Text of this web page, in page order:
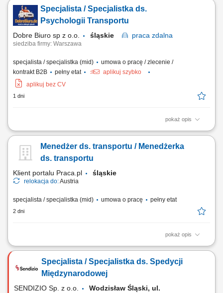
Disposition und begleitest internationale Transporte zuverlässig durch
die operative Abwicklung; Wirtschaftliche Entscheidungen: Du
Specjalista / Specjalistka ds.
Psychologii Transportu
Dobre Biuro sp z o.o. śląskie praca zdalna
siedziba firmy: Warszawa
specjalista / specjalistka (mid)
umowa o pracę / zlecenie /
kontrakt B2B
pełny etat
aplikuj szybko
aplikuj bez CV
1 dni
pokaż opis
Opis stanowiska: Prowadzenie konsultacji i wsparcia psychologicznego
relacji z klientami oraz dbanie o wysoką jakość obsługi. Korzystanie z
nowoczesnych narzędzi cyfrowych wspierających codzienną pracę.
Menedżer ds. transportu / Menedżerka
ds. transportu
Klient portalu Praca.pl śląskie
relokacja do:Austria
specjalista / specjalistka (mid) umowa o pracę pełny etat
2 dni
pokaż opis
Codzienne dysponowanie i operacyjne realizowanie
Samodzielne porównywanie opcji transportowych i podejmowanie
ekonomicznych decyzji w bieżącej działalności; Koordynacja procesów
Specjalista / Specjalistka ds. Spedycji
Międzynarodowej
SENDIZIO Sp. z o.o.
Wodzisław Śląski, ul.